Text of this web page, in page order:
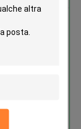
bulldozer